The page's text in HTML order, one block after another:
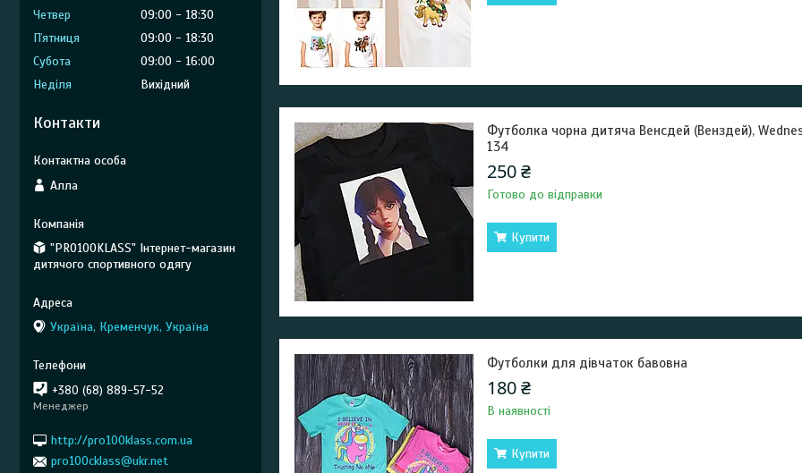
Футболка чорна дитяча Венсдей (Венздей),
134
250 ₴
Готово до відправки
Купити
Футболки для дівчаток бавовна
180 ₴
В наявності
Купити
Четвер
09:00
18:30
Пʼятниця
09:00
18:30
Субота
09:00
16:00
Неділя
Вихідний
Контакти
Алла
"PRO100KLASS" Інтернет-магазин
дитячого спортивного одягу
Україна, Кременчук, Україна
+380 (68) 889-57-52
Менеджер
http://pro100klass.com.ua
pro100cklass@ukr.net